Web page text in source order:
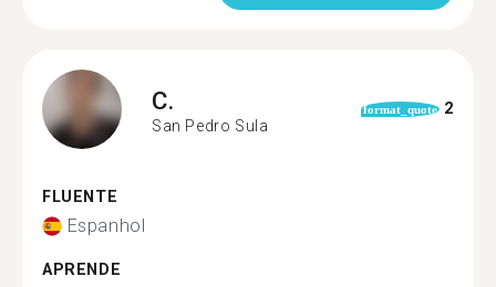
C.
San Pedro Sula
format_quote 2
FLUENTE
Espanhol
APRENDE